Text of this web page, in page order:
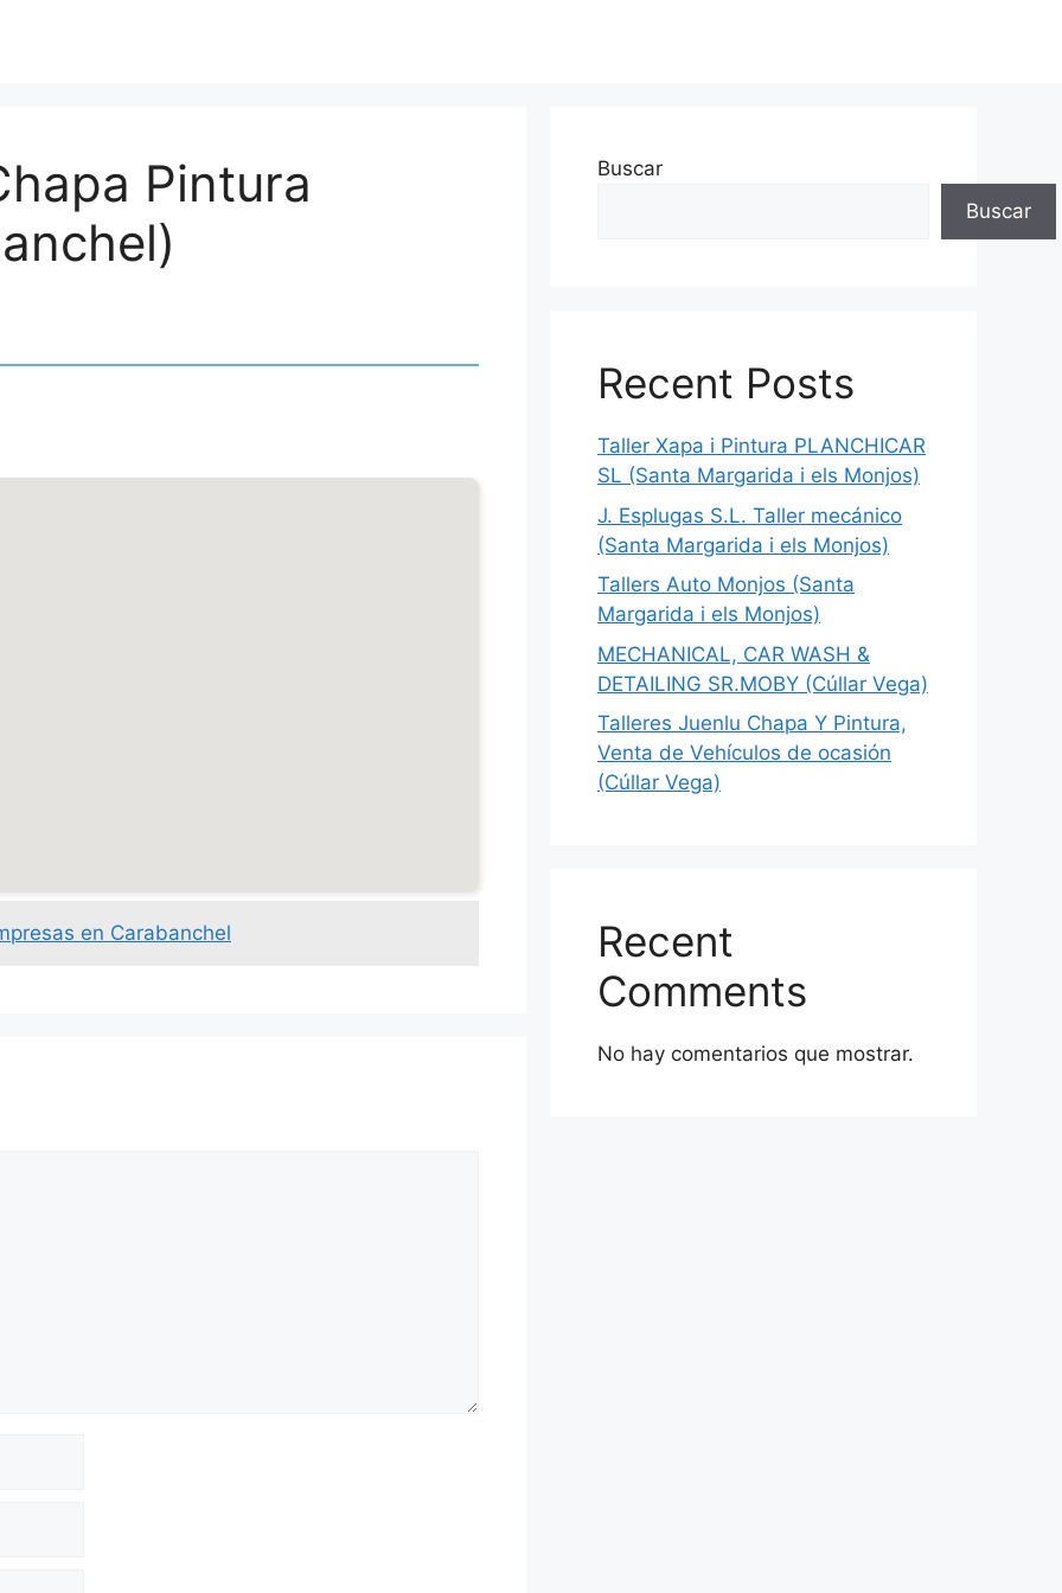
Pintura
en Carabanchel
Buscar
Buscar
Recent Posts
Taller Xapa i Pintura PLANCHICAR
SL (Santa Margarida i els Monjos)
J. Esplugas S.L. Taller mecánico
(Santa Margarida i els Monjos)
Tallers Auto Monjos (Santa
Margarida i els Monjos)
MECHANICAL, CAR WASH &
DETAILING SR.MOBY (Cúllar Vega)
Talleres Juenlu Chapa Y Pintura,
Venta de Vehículos de ocasión
(Cúllar Vega)
Recent
Comments
No hay comentarios que mostrar.